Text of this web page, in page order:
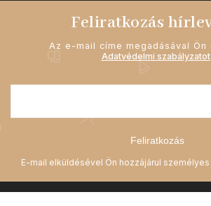
Feliratkozás
Az e-mail címe megadásával Ön
Adatvédelmi szabályzatot.
Feliratkozás